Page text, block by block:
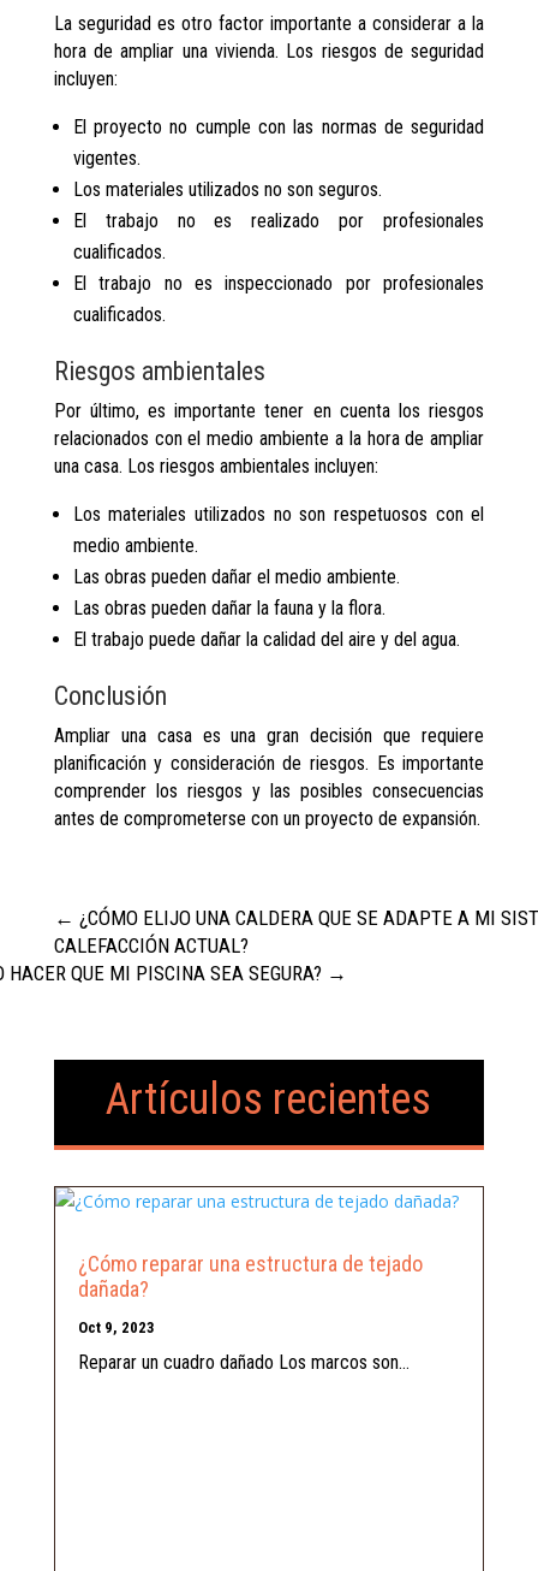
La seguridad es otro factor importante a considerar a la
hora de ampliar una vivienda. Los riesgos de seguridad
incluyen:
El proyecto no cumple con las normas de seguridad
vigentes.
Los materiales utilizados no son seguros.
El trabajo no es realizado por profesionales
cualificados.
El trabajo no es inspeccionado por profesionales
cualificados.
Riesgos ambientales
Por último, es importante tener en cuenta los riesgos
relacionados con el medio ambiente a la hora de ampliar
una casa. Los riesgos ambientales incluyen:
Los materiales utilizados no son respetuosos con el
medio ambiente.
Las obras pueden dañar el medio ambiente.
Las obras pueden dañar la fauna y la flora.
El trabajo puede dañar la calidad del aire y del agua.
Conclusión
Ampliar una casa es una gran decisión que requiere
planificación y consideración de riesgos. Es importante
comprender los riesgos y las posibles consecuencias
antes de comprometerse con un proyecto de expansión.
← ¿CÓMO ELIJO UNA CALDERA QUE SE ADAPTE A MI
CALEFACCIÓN ACTUAL?
HACER QUE MI PISCINA SEA SEGURA? →
Artículos recientes
¿Cómo reparar una estructura de tejado
dañada?
Oct 9, 2023
Reparar un cuadro dañado Los marcos son...